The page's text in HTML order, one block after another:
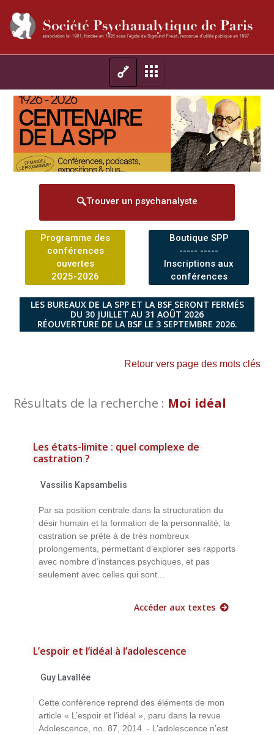
Trouver un psychanalyste
Programme des
conférences
ouvertes
2025-2026
Boutique SPP
----- -----
Inscriptions aux
conférences
LES BUREAUX DE LA SPP ET LA BSF SERONT FERMÉS
DU 30 JUILLET AU 31 AOÛT 2026
RÉOUVERTURE DE LA BSF LE 3 SEPTEMBRE 2026.
Retour vers page des mots clés
Résultats de la recherche : Moi idéal
Les états-limite : quel complexe de
castration ?
Vassilis Kapsambelis
Par sa position centrale dans la structuration du
désir humain et la formation de la personnalité, la
castration se prête à de très nombreux
prolongements, permettant d’explorer ses rapports
avec nombre d’instances psychiques, et pas
seulement avec celles qui sont...
Accéder aux textes
L’espoir et l’idéal à l’adolescence
Guy Lavallée
Cette conférence reprend des éléments de mon
article « L’espoir et l’idéal », paru dans la revue
Adolescence, no. 87, 2014. - L’adolescence n’est